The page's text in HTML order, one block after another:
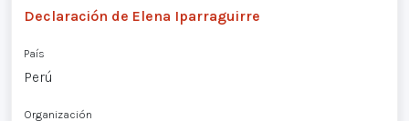
Declaración de Elena Iparraguirre
País
Perú
Organización